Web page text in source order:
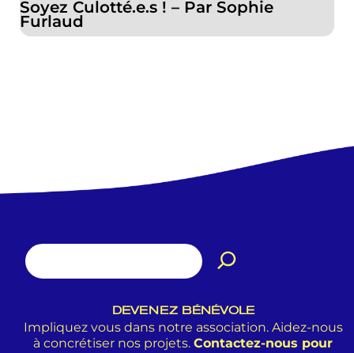
Soyez Culotté.e.s ! – Par Sophie
Furlaud
DEVENEZ BÉNÉVOLE
Impliquez vous dans notre association. Aidez-nous
à concrétiser nos projets. Contactez-nous pour